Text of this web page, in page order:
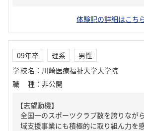
体験記の詳細はこち
09年卒 理系
男性
学校名 ： 川崎医療福祉大学大学院
職種 ： 非公開
【志望動機】
全国一のスポーツクラブ数を誇りなが
域支援事業にも積極的に取り組ん力を